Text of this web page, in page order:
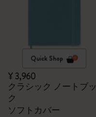
Quick Shop
¥ 3,960
クラシック ノートブッ
ク
ソフトカバー